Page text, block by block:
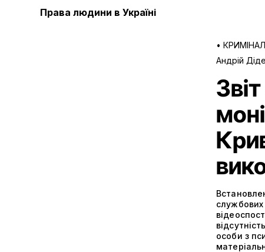
Права людини в Україні
•
Андрій
особи з